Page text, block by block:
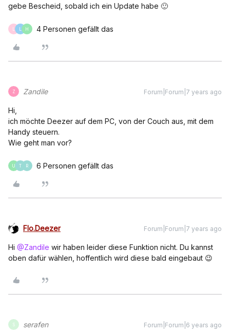
gebe Bescheid, sobald ich ein Update habe 🙂
H 4 Personen gefällt das
Z Zandile Forum|Forum|7 years ago
Hi,
ich möchte Deezer auf dem PC, von der Couch aus, mit dem
Handy steuern.
Wie geht man vor?
T R 6 Personen gefällt das
Flo.Deezer Forum|Forum|7 years ago
Hi @Zandile wir haben leider diese Funktion nicht. Du kannst
oben dafür wählen, hoffentlich wird diese bald eingebaut 😉
S serafen Forum|Forum|6 years ago